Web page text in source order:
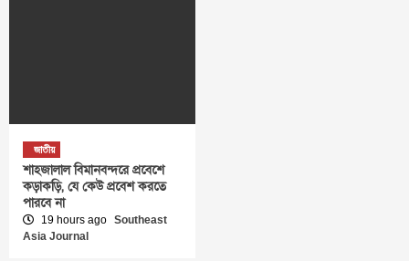
জাতীয়
শাহজালাল বিমানবন্দরে প্রবেশে
কড়াকড়ি, যে কেউ প্রবেশ করতে
পারবে না
19 hours ago Southeast
Asia Journal